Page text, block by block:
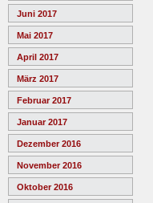
Juni 2017
Mai 2017
April 2017
März 2017
Februar 2017
Januar 2017
Dezember 2016
November 2016
Oktober 2016